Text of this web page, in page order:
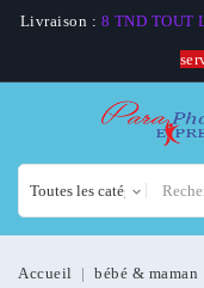
Livraison : 8 TND TOUT
Accueil bébé & maman